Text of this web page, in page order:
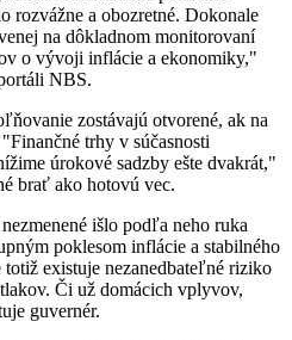
rozvážne a obozretné. Dokonale
na dôkladnom monitorovaní
o vývoji inflácie a ekonomiky,"
NBS.
zostávajú otvorené, ak na
trhy v súčasnosti
úrokové sadzby ešte dvakrát,"
brať ako hotovú vec.
išlo podľa neho ruka
poklesom inflácie a stabilného
existuje nezanedbateľné riziko
Či už domácich vplyvov,
guvernér.